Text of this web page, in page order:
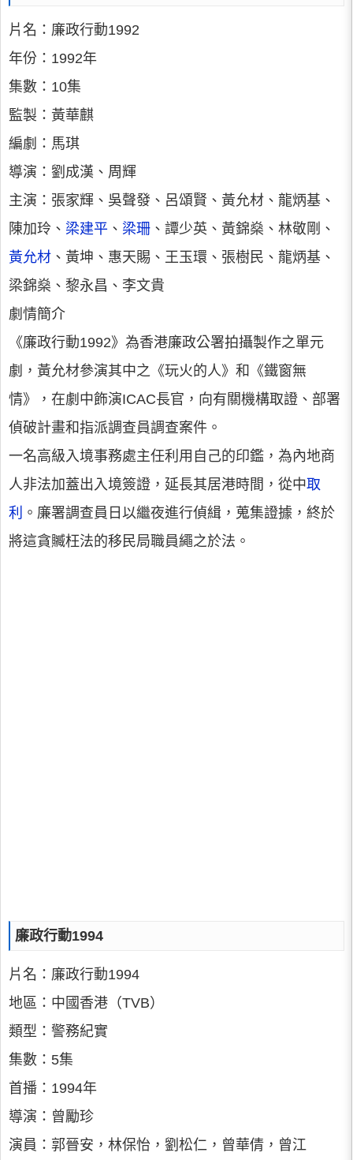
片名：廉政行動1992
年份：1992年
集數：10集
監製：黃華麒
編劇：馬琪
導演：劉成漢、周輝
主演：張家輝、吳聲發、呂頌賢、黃允材、龍炳基、
陳加玲、 梁建平 、 梁珊 、譚少英、黃錦燊、林敬剛、
黃允材 、黃坤、惠天賜、王玉環、張樹民、龍炳基、
梁錦燊、黎永昌、李文貴
劇情簡介
《廉政行動1992》為香港廉政公署拍攝製作之單元
劇，黃允材參演其中之《玩火的人》和《鐵窗無
情》，在劇中飾演ICAC長官，向有關機構取證、部署
偵破計畫和指派調查員調查案件。
一名高級入境事務處主任利用自己的印鑑，為內地商
人非法加蓋出入境簽證，延長其居港時間，從中取
利 。廉署調查員日以繼夜進行偵緝，蒐集證據，終於
將這貪贓枉法的移民局職員繩之於法。
廉政行動1994
片名：廉政行動1994
地區：中國香港（TVB）
類型：警務紀實
集數：5集
首播：1994年
導演：曾勵珍
演員：郭晉安，林保怡，劉松仁，曾華倩，曾江